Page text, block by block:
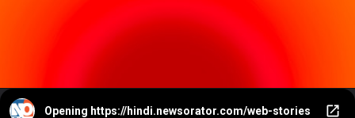
Opening https://hindi.newsorator.com/web-stories